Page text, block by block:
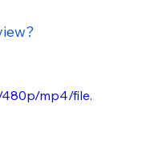
480p/mp4/file.